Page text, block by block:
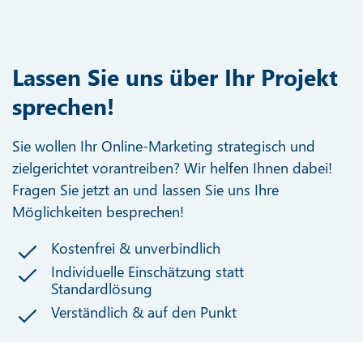
Lassen Sie uns über Ihr Projekt
sprechen!
Sie wollen Ihr Online-Marketing strategisch und
zielgerichtet vorantreiben? Wir helfen Ihnen dabei!
Fragen Sie jetzt an und lassen Sie uns Ihre
Möglichkeiten besprechen!
Kostenfrei & unverbindlich
Individuelle Einschätzung statt
Standardlösung
Verständlich & auf den Punkt